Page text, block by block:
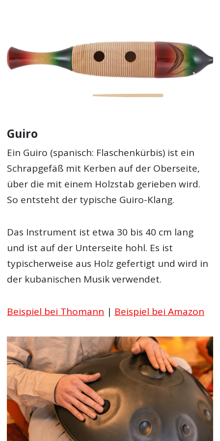
Guiro
Ein Guiro (spanisch: Flaschenkürbis) ist ein
Schrapgefäß mit Kerben auf der Oberseite,
über die mit einem Holzstab gerieben wird.
So entsteht der typische Guiro-Klang.
Das Instrument ist etwa 30 bis 40 cm lang
und ist auf der Unterseite hohl. Es ist
typischerweise aus Holz gefertigt und wird in
der kubanischen Musik verwendet.
Beispiel bei Thomann | Beispiel bei Amazon